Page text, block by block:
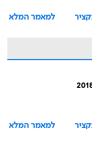
למאמר המלא
למאמר המלא